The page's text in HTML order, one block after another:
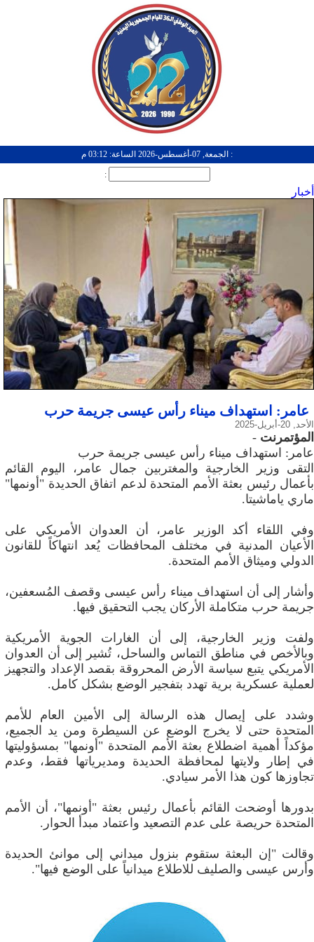
: الجمعة, 07-أغسطس-2026 الساعة: 03:12 م
:
أخبار
عامر: استهداف ميناء رأس عيسى جريمة حرب
الأحد, 20-أبريل-2025
المؤتمرنت -
عامر: استهداف ميناء رأس عيسى جريمة حرب
التقى وزير الخارجية والمغتربين جمال عامر، اليوم القائم
بأعمال رئيس بعثة الأمم المتحدة لدعم اتفاق الحديدة "أونمها"
ماري ياماشيتا.
وفي اللقاء أكد الوزير عامر، أن العدوان الأمريكي على
الأعيان المدنية في مختلف المحافظات يُعد انتهاكاً للقانون
الدولي وميثاق الأمم المتحدة.
وأشار إلى أن استهداف ميناء رأس عيسى وقصف المُسعفين،
جريمة حرب متكاملة الأركان يجب التحقيق فيها.
ولفت وزير الخارجية، إلى أن الغارات الجوية الأمريكية
وبالأخص في مناطق التماس والساحل، تُشير إلى أن العدوان
الأمريكي يتبع سياسة الأرض المحروقة بقصد الإعداد والتجهيز
لعملية عسكرية برية تهدد بتفجير الوضع بشكل كامل.
وشدد على إيصال هذه الرسالة إلى الأمين العام للأمم
المتحدة حتى لا يخرج الوضع عن السيطرة ومن يد الجميع،
مؤكداً أهمية اضطلاع بعثة الأمم المتحدة "أونمها" بمسؤوليتها
في إطار ولايتها لمحافظة الحديدة ومديرياتها فقط، وعدم
تجاوزها كون هذا الأمر سيادي.
بدورها أوضحت القائم بأعمال رئيس بعثة "أونمها"، أن الأمم
المتحدة حريصة على عدم التصعيد واعتماد مبدأ الحوار.
وقالت "إن البعثة ستقوم بنزول ميداني إلى موانئ الحديدة
وأرس عيسى والصليف للاطلاع ميدانياً على الوضع فيها".